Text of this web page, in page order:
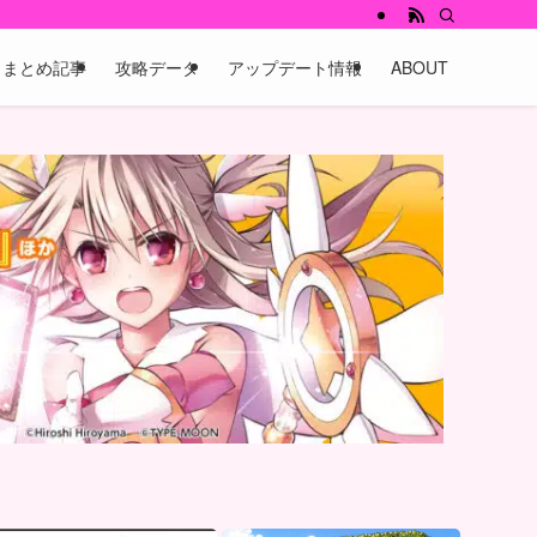
まとめ記事 攻略データ アップデート情報 ABOUT